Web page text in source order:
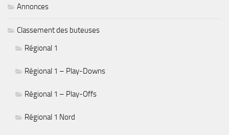
Annonces
Classement des buteuses
Régional 1
Régional 1 – Play-Downs
Régional 1 – Play-Offs
Régional 1 Nord